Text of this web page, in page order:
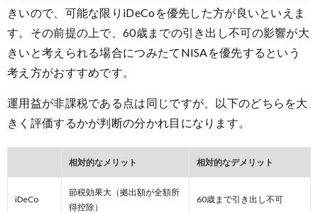
きいので、可能な限りiDeCoを優先した方が良いといえま
す。その前提の上で、60歳までの引き出し不可の影響が大
きいと考えられる場合につみたてNISAを優先するという
考え方がおすすめです。
運用益が非課税である点は同じですが、以下のどちらを大
きく評価するかが判断の分かれ目になります。
相対的なメリット 相対的なデメリット
iDeCo
節税効果大（拠出額が全額所
得控除）
60歳まで引き出し不可